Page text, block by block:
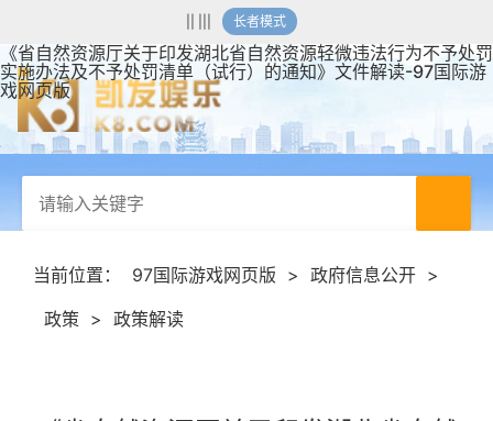
长者模式
《省自然资源厅关于印发湖北省自然资源轻微违法行为不予处罚
实施办法及不予处罚清单（试行）的通知》文件解读-97国际游
戏网页版
当前位置： 97国际游戏网页版 > 政府信息公开 >
政策 > 政策解读